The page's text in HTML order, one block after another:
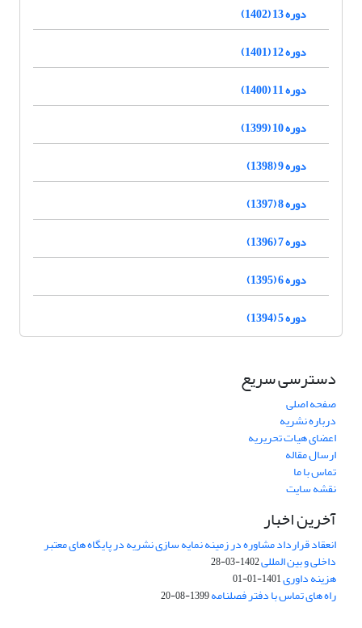
دوره 13 (1402)
دوره 12 (1401)
دوره 11 (1400)
دوره 10 (1399)
دوره 9 (1398)
دوره 8 (1397)
دوره 7 (1396)
دوره 6 (1395)
دوره 5 (1394)
دسترسی سریع
صفحه اصلی
درباره نشریه
اعضای هیات تحریریه
ارسال مقاله
تماس با ما
نقشه سایت
آخرین اخبار
انعقاد قرارداد مشاوره در زمینه نمایه سازی نشریه در پایگاه های معتبر
داخلی و بین المللی1402-03-28
هزینه داوری1401-01-01
راه های تماس با دفتر فصلنامه1399-08-20